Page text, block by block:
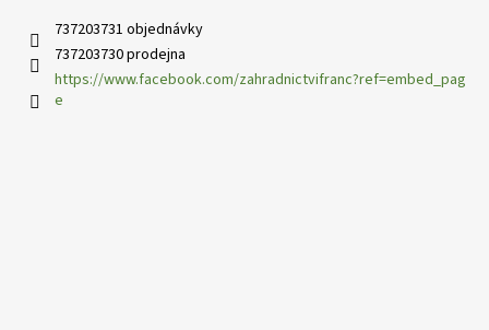
737203731 objednávky
737203730 prodejna
https://www.facebook.com/zahradnictvifranc?ref=embed_pag
e